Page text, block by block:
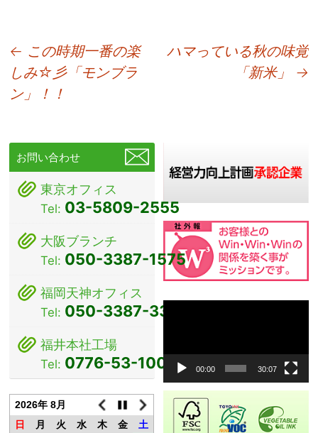
投
稿
ナ
ゲ
ー
シ
ョ
ン
← この時期一番の楽
しみ☆彡「モンブラ
ン」！！
ハマっている秋の味覚
「新米」
→
お問い合わせ
東京オフィス
Tel: 03-5809-2555
大阪ブランチ
Tel: 050-3387-1575
福岡天神オフィス
Tel: 050-3387-3381
福井本社工場
Tel: 0776-53-1000
2026年 8月
日
月 火 水 木 金
土
動
レ
ー
ヤ
00:00 30:07